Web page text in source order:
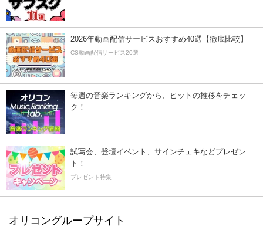
2026年動画配信サービスおすすめ40選【徹底比較】
CS動画配信サービス20選
毎週の音楽ランキングから、ヒットの推移をチェッ
ク！
試写会、登壇イベント、サインチェキなどプレゼン
ト！
プレゼント特集
オリコングループサイト